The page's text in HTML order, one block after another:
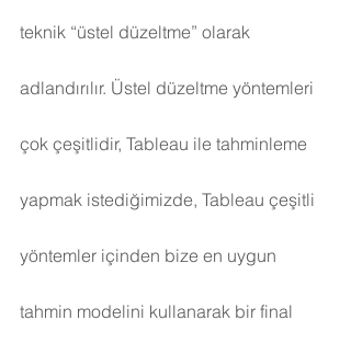
teknik “üstel düzeltme” olarak
adlandırılır. Üstel düzeltme yöntemleri
çok çeşitlidir, Tableau ile tahminleme
yapmak istediğimizde, Tableau çeşitli
yöntemler içinden bize en uygun
tahmin modelini kullanarak bir final